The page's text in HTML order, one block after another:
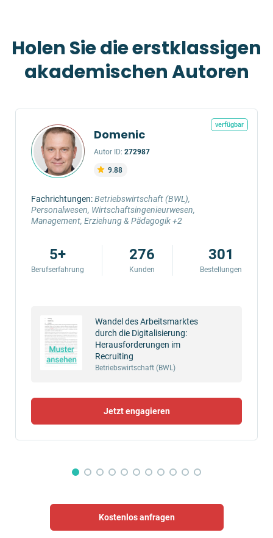
Holen Sie die erstklassigen
akademischen Autoren
verfügbar
Domenic
Autor ID: 272987
9.88
Fachrichtungen:Betriebswirtschaft (BWL),
Personalwesen, Wirtschaftsingenieurwesen,
Management, Erziehung & Pädagogik +2
5+
Berufserfahrung
276
Kunden
301
Bestellungen
Wandel des Arbeitsmarktes
durch die Digitalisierung:
Herausforderungen im
Recruiting
Betriebswirtschaft (BWL)
Jetzt engagieren
Kostenlos anfragen